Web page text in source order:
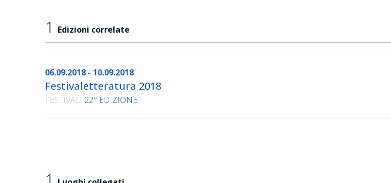
1 Edizioni correlate
06.09.2018 - 10.09.2018
Festivaletteratura 2018
FESTIVAL 22° EDIZIONE